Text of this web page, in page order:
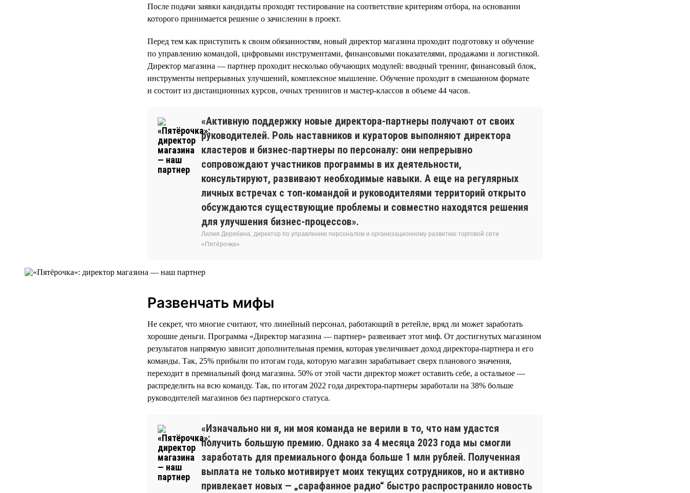
После подачи заявки кандидаты проходят тестирование на соответствие критериям отбора, на основании
которого принимается решение о зачислении в проект.
Перед тем как приступить к своим обязанностям, новый директор магазина проходит подготовку и обучение
по управлению командой, цифровыми инструментами, финансовыми показателями, продажами и логистикой.
Директор магазина — партнер проходит несколько обучающих модулей: вводный тренинг, финансовый блок,
инструменты непрерывных улучшений, комплексное мышление. Обучение проходит в смешанном формате
и состоит из дистанционных курсов, очных тренингов и мастер-классов в объеме 44 часов.
«Активную поддержку новые директора-партнеры получают от своих
руководителей. Роль наставников и кураторов выполняют директора
кластеров и бизнес-партнеры по персоналу: они непрерывно
сопровождают участников программы в их деятельности,
консультируют, развивают необходимые навыки. А еще на регулярных
личных встречах с топ-командой и руководителями территорий открыто
обсуждаются существующие проблемы и совместно находятся решения
для улучшения бизнес-процессов».
Лилия Дерябина, директор по управлению персоналом и организационному развитию торговой сети
«Пятёрочка»
Развенчать мифы
Не секрет, что многие считают, что линейный персонал, работающий в ретейле, вряд ли может заработать
хорошие деньги. Программа «Директор магазина — партнер» развеивает этот миф. От достигнутых магазином
результатов напрямую зависит дополнительная премия, которая увеличивает доход директора-партнера и его
команды. Так, 25% прибыли по итогам года, которую магазин зарабатывает сверх планового значения,
переходит в премиальный фонд магазина. 50% от этой части директор может оставить себе, а остальное —
распределить на всю команду. Так, по итогам 2022 года директора-партнеры заработали на 38% больше
руководителей магазинов без партнерского статуса.
«Изначально ни я, ни моя команда не верили в то, что нам удастся
получить большую премию. Однако за 4 месяца 2023 года мы смогли
заработать для премиального фонда больше 1 млн рублей. Полученная
выплата не только мотивирует моих текущих сотрудников, но и активно
привлекает новых — „сарафанное радио“ быстро распространило новость